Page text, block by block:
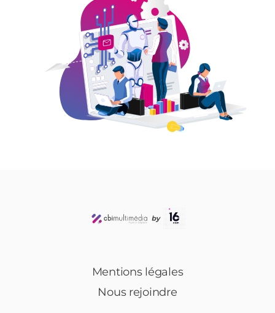
Mentions légales
Nous rejoindre